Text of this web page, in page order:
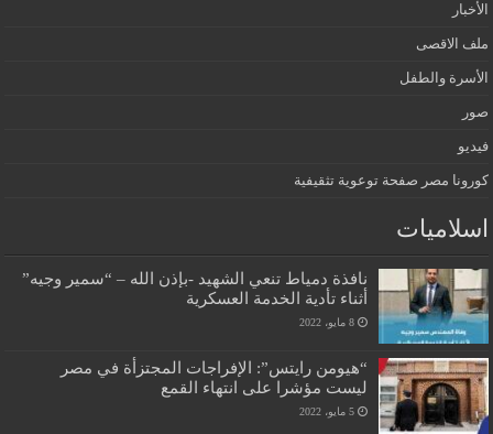
الأخبار
ملف الاقصى
الأسرة والطفل
صور
فيديو
كورونا مصر صفحة توعوية تثقيفية
اسلاميات
نافذة دمياط تنعي الشهيد -بإذن الله – “سمير وجيه”
أثناء تأدية الخدمة العسكرية
8 مايو، 2022
“هيومن رايتس”: الإفراجات المجتزأة في مصر
ليست مؤشرا على انتهاء القمع
5 مايو، 2022